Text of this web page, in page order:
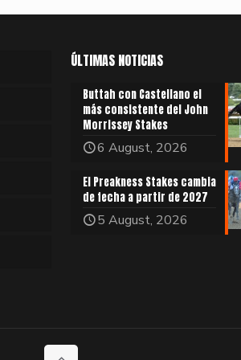
ÚLTIMAS NOTICIAS
Buttah con Castellano el
más consistente del John
Morrissey Stakes
6 August, 2026
El Preakness Stakes cambia
de fecha a partir de 2027
5 August, 2026